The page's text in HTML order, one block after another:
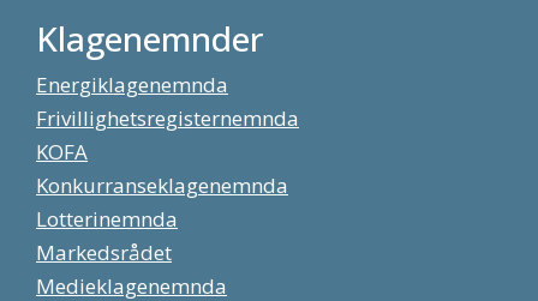
Klagenemnder
Energiklagenemnda
Frivillighetsregisternemnda
KOFA
Konkurranseklagenemnda
Lotterinemnda
Markedsrådet
Medieklagenemnda